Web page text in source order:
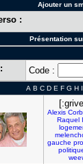
Ajouter un
:
Présentation
Code :
A B C D E F G H I
Alexis
Raquel
gauche